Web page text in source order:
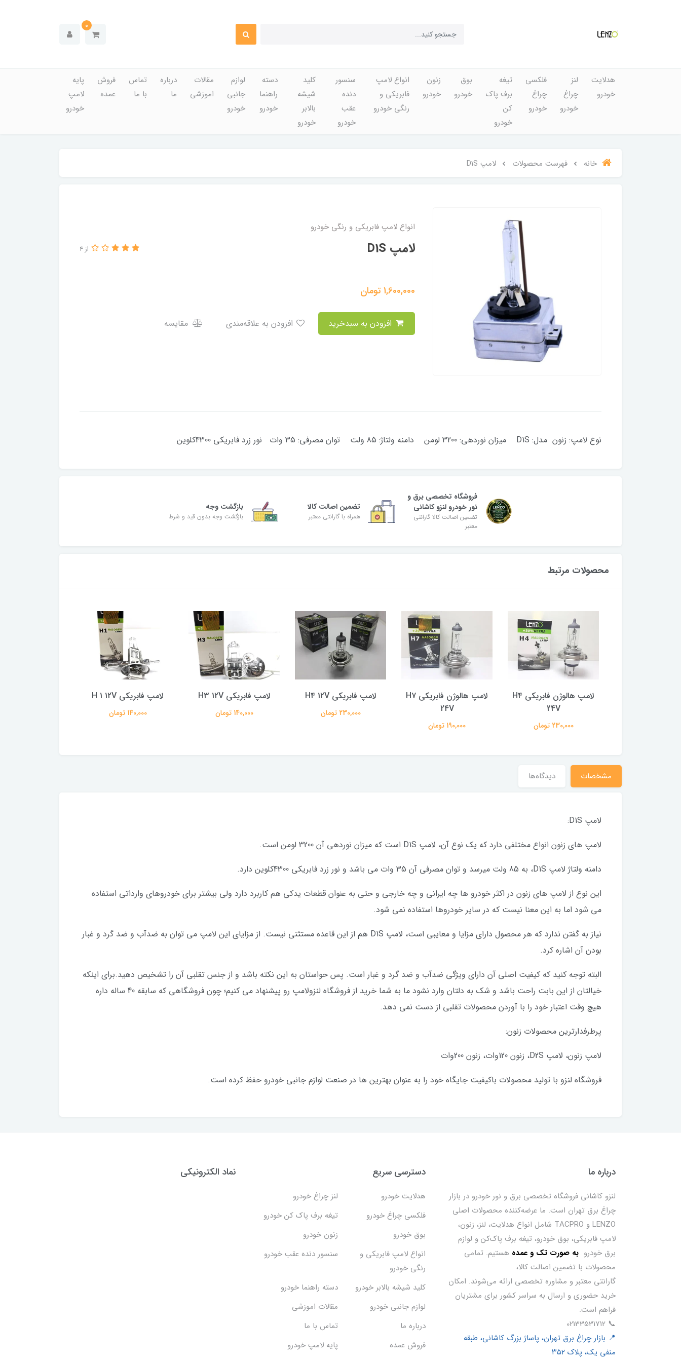
0
هدلایت
خودرو
لنز
چراغ
خودرو
فلکسی
چراغ
خودرو
تیغه
برف پاک
کن
خودرو
بوق
خودرو
زنون
خودرو
انواع لامپ
فابریکی و
رنگی خودرو
سنسور
دنده
عقب
خودرو
کلید
شیشه
بالابر
خودرو
دسته
راهنما
خودرو
لوازم
جانبی
خودرو
مقالات
اموزشی
درباره
ما
تماس
با ما
فروش
عمده
پایه
لامپ
خودرو
خانه فهرست محصولات لامپ D1S
انواع لامپ فابریکی و رنگی خودرو
لامپ D1S از 4
1,600,000تومان
مقایسه
نوع لامپ: زنون مدل: D1S میزان نوردهی: 3200 لومن دامنه ولتاژ: 85 ولت توان مصرفی: 35 وات نور زرد فابریکی 4300کلوین
فروشگاه تخصصی برق و
نور خودرو لنزو کاشانی
تضمین اصالت کالا گارانتی
معتبر
تضمین اصالت کالا
همراه با گارانتی معتبر
بازگشت وجه
بازگشت وجه بدون قید و شرط
محصولات مرتبط
لامپ هالوژن فابریکی H4
24V
230,000 تومان
لامپ هالوژن فابریکی H7
24V
190,000 تومان
لامپ فابریکی H4 12V
230,000 تومان
لامپ فابریکی H3 12V
140,000 تومان
لامپ فابریکی H 1 12V
140,000 تومان
مشخصات دیدگاه‌ها
لامپ D1S:
لامپ های زنون انواع مختلفی دارد که یک نوع آن، لامپ D1S است که میزان نوردهی آن 3200 لومن است.
دامنه ولتاژ لامپ D1S، به 85 ولت میرسد و توان مصرفی آن 35 وات می باشد و نور زرد فابریکی 4300کلوین دارد.
این نوع از لامپ های زنون در اکثر خودرو ها چه ایرانی و چه خارجی و حتی به عنوان قطعات یدکی هم کاربرد دارد ولی بیشتر برای خودروهای وارداتی استفاده
می شود اما به این معنا نیست که در سایر خودروها استفاده نمی شود.
نیاز به گفتن ندارد که هر محصول دارای مزایا و معایبی است، لامپ D1S هم از این قاعده مستثنی نیست. از مزایای این لامپ می توان به ضدآب و ضد گرد و غبار
بودن آن اشاره کرد.
البته توجه کنید که کیفیت اصلی آن دارای ویژگی ضدآب و ضد گرد و غبار است. پس حواستان به این نکته باشد و از جنس تقلبی آن را تشخیص دهید.برای اینکه
خیالتان از این بابت راحت باشد و شک به دلتان وارد نشود ما به شما خرید از فروشگاه لنزولامپ رو پیشنهاد می کنیم؛ چون فروشگاهی که سابقه 40 ساله داره
هیچ وقت اعتبار خود را با آوردن محصولات تقلبی از دست نمی دهد.
پرطرفدارترین محصولات زنون:
لامپ زنون، لامپ D2S، زنون 120وات، زنون 200وات
فروشگاه لنزو با تولید محصولات باکیفیت جایگاه خود را به عنوان بهترین ها در صنعت لوازم جانبی خودرو حفظ کرده است.
درباره ما
لنزو کاشانی فروشگاه تخصصی برق و نور خودرو در بازار
چراغ برق تهران است. ما عرضه‌کننده محصولات اصلی
LENZO و TACPRO شامل انواع هدلایت، لنز، زنون،
لامپ فابریکی، بوق خودرو، تیغه برف پاک‌کن و لوازم
برق خودرو به صورت تک و عمده هستیم. تمامی
محصولات با تضمین اصالت کالا،
گارانتی معتبر و مشاوره تخصصی ارائه می‌شوند. امکان
خرید حضوری و ارسال به سراسر کشور برای مشتریان
فراهم است.
📞 02133531712
📍 بازار چراغ برق تهران، پاساژ بزرگ کاشانی، طبقه
منفی یک، پلاک ۳۵۲
دسترسی سریع
هدلایت خودرو
لنز چراغ خودرو
فلکسی چراغ خودرو
تیغه برف پاک کن خودرو
بوق خودرو
زنون خودرو
انواع لامپ فابریکی و
رنگی خودرو
سنسور دنده عقب خودرو
کلید شیشه بالابر خودرو
دسته راهنما خودرو
لوازم جانبی خودرو
مقالات اموزشی
درباره ما
تماس با ما
فروش عمده
پایه لامپ خودرو
نماد الکترونیکی